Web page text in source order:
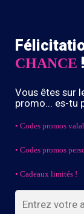
-10%
CHANCE !
Vous êtes sur
promo... es-tu
• Codes promos
• Codes promos
• Cadeaux limités !